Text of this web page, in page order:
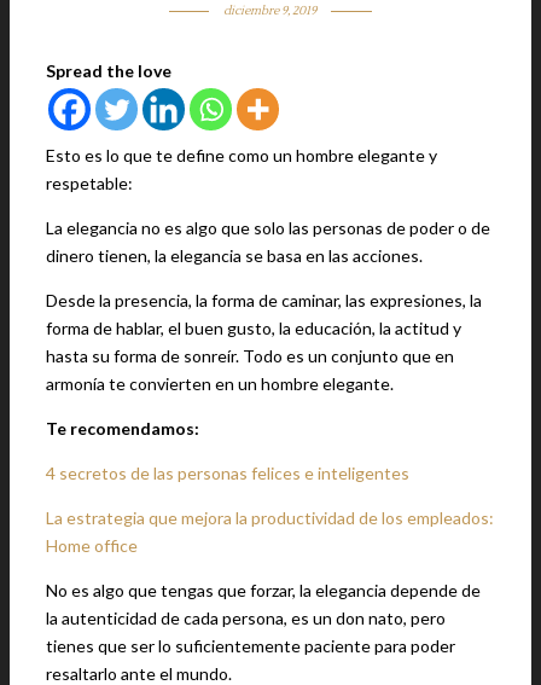
diciembre 9, 2019
Spread the love
Esto es lo que te define como un hombre elegante y
respetable:
La elegancia no es algo que solo las personas de poder o de
dinero tienen, la elegancia se basa en las acciones.
Desde la presencia, la forma de caminar, las expresiones, la
forma de hablar, el buen gusto, la educación, la actitud y
hasta su forma de sonreír. Todo es un conjunto que en
armonía te convierten en un hombre elegante.
Te recomendamos:
4 secretos de las personas felices e inteligentes
La estrategia que mejora la productividad de los empleados:
Home office
No es algo que tengas que forzar, la elegancia depende de
la autenticidad de cada persona, es un don nato, pero
tienes que ser lo suficientemente paciente para poder
resaltarlo ante el mundo.